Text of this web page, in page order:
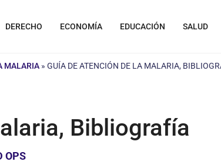
DERECHO ECONOMÍA EDUCACIÓN SALUD
MALARIA » GUÍA DE ATENCIÓN DE LA MALARIA,
Bibliografía
OPS